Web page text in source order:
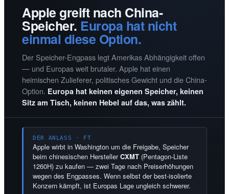
Apple greift nach China-
Speicher. Europa hat nicht
einmal diese Option.
Der Speicher-Engpass legt Amerikas Abhängigkeit offen
— und Europas weit brutaler. Apple hat einen
heimischen Zulieferer, politisches Gewicht und die China-
Option. Europa hat keinen eigenen Speicher, keinen
Sitz am Tisch, keinen Hebel auf das, was zählt.
DER ANLASS · FT
Apple wirbt in Washington um die Freigabe, Speicher
beim chinesischen HerstellerCXMT (Pentagon-Liste
1260H) zu kaufen — zwei Tage nach Preiserhöhungen
wegen des Engpasses. Wenn selbst der best-isolierte
Konzern kämpft, ist Europas Lage ungleich schwerer.